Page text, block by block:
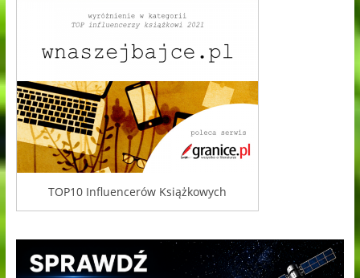
TOP10 Influencerów Książkowych